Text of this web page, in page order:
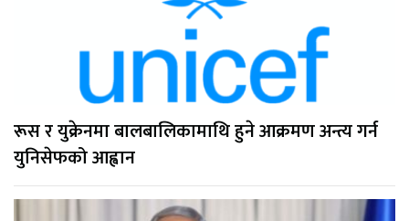
रूस र युक्रेनमा बालबालिकामाथि हुने आक्रमण अन्त्य गर्न
युनिसेफको आह्वान